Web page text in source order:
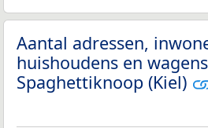
Aantal adressen,
huishoudens en
Spaghettiknoop (Kiel)